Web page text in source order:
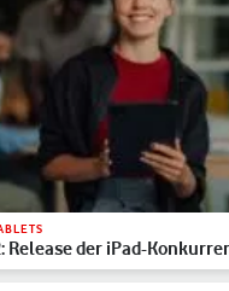
Release der iPad-